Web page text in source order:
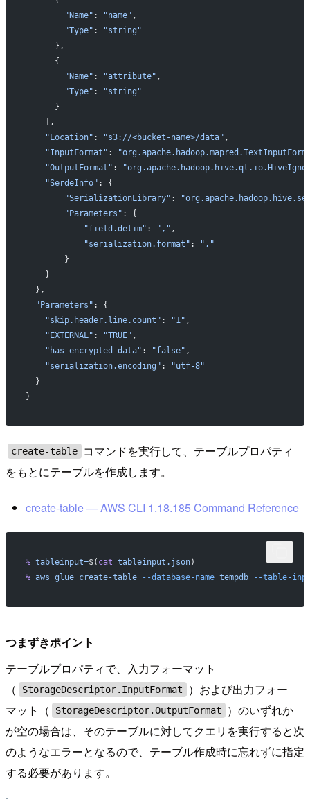
        "Name"
: "name" ,
        "Type"
:
"string"
      },
      {
        "Name"
: "attribute" ,
        "Type"
:
"string"
      }
    ],
    "Location"
: "s3://<bucket-name>/data" ,
    "InputFormat"
:
    "OutputFormat"
:
    "SerdeInfo"
: {
        "SerializationLibrary"
:
        "Parameters"
: {
            "field.delim"
: "," ,
            "serialization.format"
:
","
        }
    }
  },
  "Parameters"
: {
    "skip.header.line.count"
: "1" ,
    "EXTERNAL"
: "TRUE" ,
    "has_encrypted_data"
: "false" ,
    "serialization.encoding"
:
"utf-8"
  }
}
create-table
コマンドを実行して、テーブルプロパティ
をもとにテーブルを作成します。
create-table — AWS CLI 1.18.185 Command Reference
% tableinput=$( cat tableinput.json)
% aws glue create-table --database-name tempdb --table-
つまずきポイント
テーブルプロパティで、入力フォーマット
（
StorageDescriptor.InputFormat
）および出力フォー
マット（
StorageDescriptor.OutputFormat
）のいずれか
が空の場合は、そのテーブルに対してクエリを実行すると次
のようなエラーとなるので、テーブル作成時に忘れずに指定
する必要があります。